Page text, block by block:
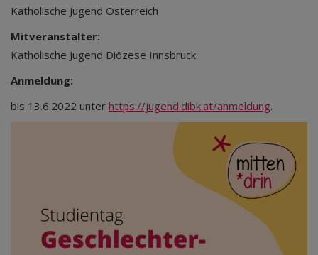
Katholische Jugend Österreich
Mitveranstalter:
Katholische Jugend Diözese Innsbruck
Anmeldung:
bis 13.6.2022 unter https://jugend.dibk.at/anmeldung.